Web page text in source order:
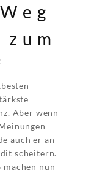
Aber wenn
auch er an
scheitern.
nun